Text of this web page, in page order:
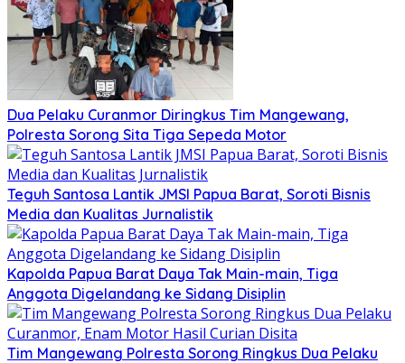
Dua Pelaku Curanmor Diringkus Tim Mangewang,
Polresta Sorong Sita Tiga Sepeda Motor
Teguh Santosa Lantik JMSI Papua Barat, Soroti Bisnis
Media dan Kualitas Jurnalistik
Kapolda Papua Barat Daya Tak Main-main, Tiga
Anggota Digelandang ke Sidang Disiplin
Tim Mangewang Polresta Sorong Ringkus Dua Pelaku